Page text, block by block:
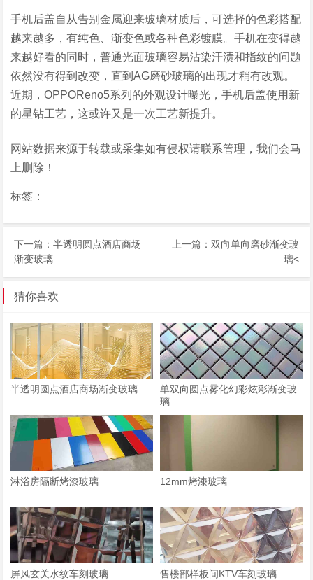
手机后盖自从告别金属迎来玻璃材质后，可选择的色彩搭配
越来越多，有纯色、渐变色或各种色彩镀膜。手机在变得越
来越好看的同时，普通光面玻璃容易沾染汗渍和指纹的问题
依然没有得到改变，直到AG磨砂玻璃的出现才稍有改观。
近期，OPPOReno5系列的外观设计曝光，手机后盖使用新
的星钻工艺，这或许又是一次工艺新提升。
网站数据来源于转载或采集如有侵权请联系管理，我们会马
上删除！
标签：
下一篇： 半透明圆点酒店商场
渐变玻璃
上一篇： 双向单向磨砂渐变玻
璃<
猜你喜欢
半透明圆点酒店商场渐变玻璃
单双向圆点雾化幻彩炫彩渐变玻
璃
淋浴房隔断烤漆玻璃 12mm烤漆玻璃
屏风玄关水纹车刻玻璃 售楼部样板间KTV车刻玻璃